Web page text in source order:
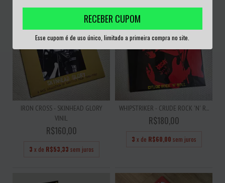
RECEBER CUPOM
Esse cupom é de uso único, limitado a primeira compra no site.
IRON CROSS - SKINHEAD GLORY
VINIL
R$160,00
3 x de R$53,33 sem juros
WHIPSTRIKER - CRUDE ROCK 'N' R...
R$180,00
3 x de R$60,00 sem juros